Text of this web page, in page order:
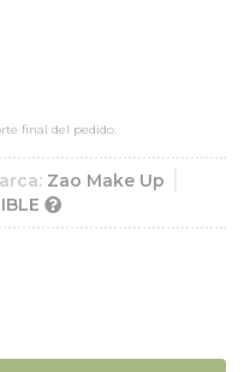
final del pedido.
Zao Make Up